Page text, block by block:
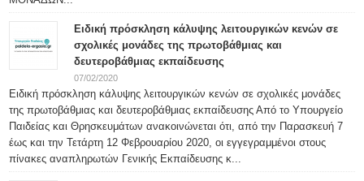
Ειδική πρόσκληση κάλυψης λειτουργικών κενών σε
σχολικές μονάδες της πρωτοβάθμιας και
δευτεροβάθμιας εκπαίδευσης
07/02/2020
Ειδική πρόσκληση κάλυψης λειτουργικών κενών σε σχολικές μονάδες
της πρωτοβάθμιας και δευτεροβάθμιας εκπαίδευσης Από το Υπουργείο
Παιδείας και Θρησκευμάτων ανακοινώνεται ότι, από την Παρασκευή 7
έως και την Τετάρτη 12 Φεβρουαρίου 2020, οι εγγεγραμμένοι στους
πίνακες αναπληρωτών Γενικής Εκπαίδευσης κ...